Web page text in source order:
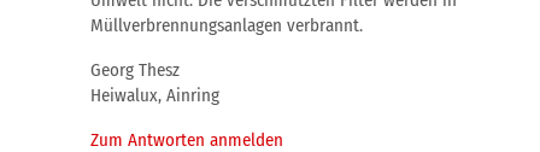
Müllverbrennungsanlagen verbrannt.
Georg Thesz
Heiwalux, Ainring
Zum Antworten anmelden